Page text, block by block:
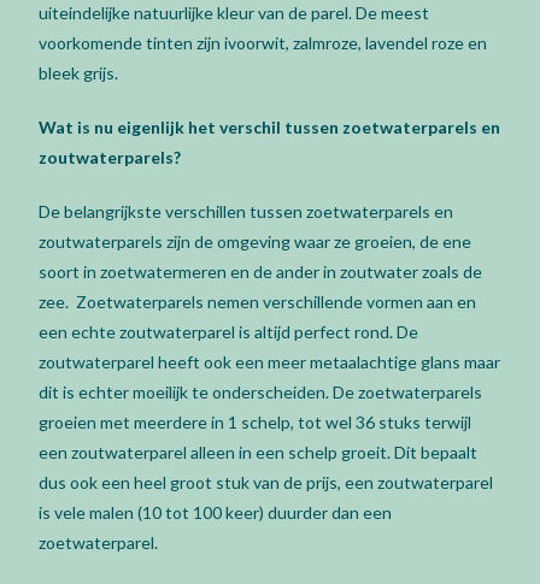
uiteindelijke natuurlijke kleur van de parel. De meest
voorkomende tinten zijn ivoorwit, zalmroze, lavendel roze en
bleek grijs.
Wat is nu eigenlijk het verschil tussen zoetwaterparels en
zoutwaterparels?
De belangrijkste verschillen tussen zoetwaterparels en
zoutwaterparels zijn de omgeving waar ze groeien, de ene
soort in zoetwatermeren en de ander in zoutwater zoals de
zee. Zoetwaterparels nemen verschillende vormen aan en
een echte zoutwaterparel is altijd perfect rond. De
zoutwaterparel heeft ook een meer metaalachtige glans maar
dit is echter moeilijk te onderscheiden. De zoetwaterparels
groeien met meerdere in 1 schelp, tot wel 36 stuks terwijl
een zoutwaterparel alleen in een schelp groeit. Dit bepaalt
dus ook een heel groot stuk van de prijs, een zoutwaterparel
is vele malen (10 tot 100 keer) duurder dan een
zoetwaterparel.